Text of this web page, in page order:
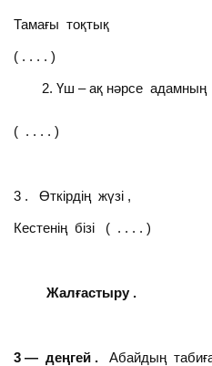
Тамағы тоқтық
( . . . . )
Үш – ақ нәрсе адамның
( . . . . )
3 . Өткірдің жүзі ,
Кестенің бізі ( . . . . )
Жалғастыру .
3 — деңгей .Абайдың